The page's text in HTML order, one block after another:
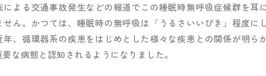
による交通事故発生などの報道でこの睡眠時無呼吸症候群を耳
せん。かつては、睡眠時の無呼吸は「うるさいいびき」程度に
年、循環器系の疾患をはじめとした様々な疾患との関係が明ら
な病態と認知されるようになりました。